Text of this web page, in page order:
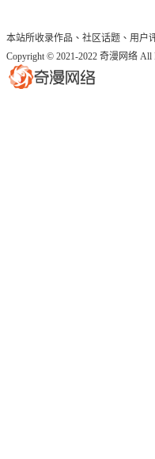
本站所收录作品、社区话题、用户
Copyright © 2021-2022 奇漫网络 All